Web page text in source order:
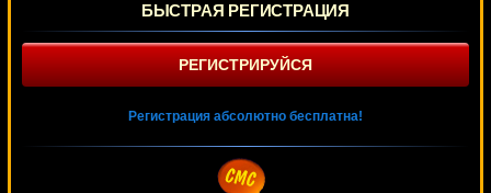
БЫСТРАЯ РЕГИСТРАЦИЯ
РЕГИСТРИРУЙСЯ
Регистрация абсолютно бесплатна!